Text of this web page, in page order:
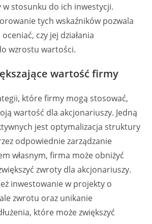
w stosunku do ich inwestycji.
tych wskaźników pozwala
czy jej działania
wzrostu wartości.
wartość firmy
które firmy mogą stosować,
wartość dla akcjonariuszy. Jedną
jest optymalizacja struktury
odpowiednie zarządzanie
własnym, firma może obniżyć
zwroty dla akcjonariuszy.
inwestowanie w projekty o
zwrotu oraz unikanie
które może zwiększyć